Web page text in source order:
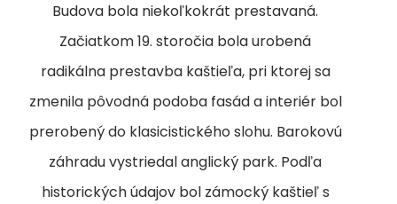
Budova bola niekoľkokrát prestavaná.
Začiatkom 19. storočia bola urobená
radikálna prestavba kaštieľa, pri ktorej sa
zmenila pôvodná podoba fasád a interiér bol
prerobený do klasicistického slohu. Barokovú
záhradu vystriedal anglický park. Podľa
historických údajov bol zámocký kaštieľ s